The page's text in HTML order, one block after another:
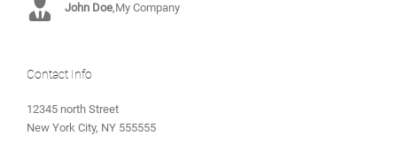
John Doe,My Company
Luke Beck,Theme Fusion
Contact Info
12345 north Street
New York City, NY 555555